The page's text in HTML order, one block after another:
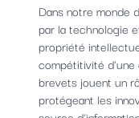
Dans notre monde
par la technologie
propriété
compétitivité d'une
brevets jouent un
protégeant les